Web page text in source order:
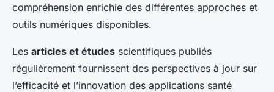
compréhension enrichie des différentes approches et
outils numériques disponibles.
Les articles et études scientifiques publiés
régulièrement fournissent des perspectives à jour sur
l’efficacité et l’innovation des applications santé